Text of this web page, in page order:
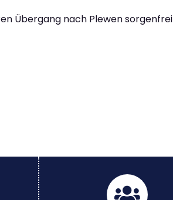
Übergang nach Plewen sorgenfrei